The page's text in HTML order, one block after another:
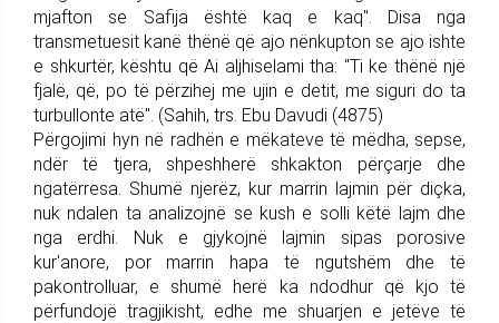
mjafton se Safija është kaq e kaq". Disa nga
transmetuesit kanë thënë që ajo nënkupton se ajo ishte
e shkurtër, kështu që Ai aljhiselami tha: "Ti ke thënë një
fjalë, që, po të përzihej me ujin e detit, me siguri do ta
turbullonte atë". (Sahih, trs. Ebu Davudi (4875)
Përgojimi hyn në radhën e mëkateve të mëdha, sepse,
ndër të tjera, shpeshherë shkakton përçarje dhe
ngatërresa. Shumë njerëz, kur marrin lajmin për diçka,
nuk ndalen ta analizojnë se kush e solli këtë lajm dhe
nga erdhi. Nuk e gjykojnë lajmin sipas porosive
kur'anore, por marrin hapa të ngutshëm dhe të
pakontrolluar, e shumë herë ka ndodhur që kjo të
përfundojë tragjikisht, edhe me shuarjen e jetëve të